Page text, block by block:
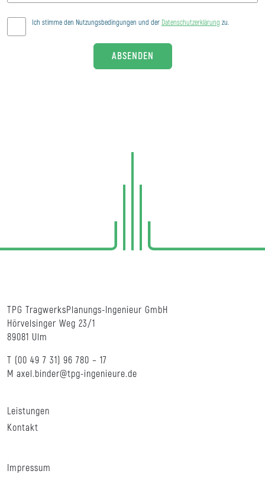
Ich stimme den Nutzungsbedingungen und der Datenschutzerklärung zu.
TPG TragwerksPlanungs-Ingenieur GmbH
Hörvelsinger Weg 23/1
89081 Ulm
T (00 49 7 31) 96 780 – 17
M axel.binder@tpg-ingenieure.de
Leistungen
Kontakt
Impressum